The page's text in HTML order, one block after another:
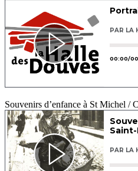
Souvenirs d’enfance à St Michel /